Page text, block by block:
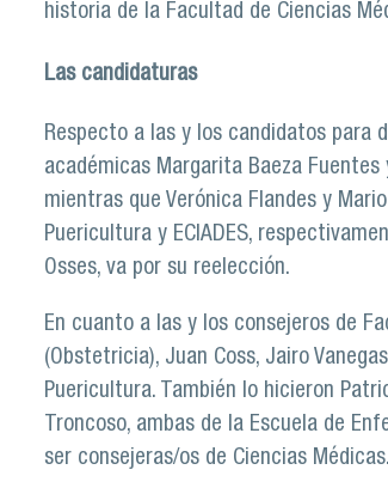
historia de la Facultad de Ciencias
Las candidaturas
Respecto a las y los candidatos para
académicas Margarita Baeza
mientras que Verónica Flandes y
Puericultura y ECIADES,
Osses, va por su reelección.
En cuanto a las y los consejeros de
(Obstetricia), Juan Coss, Jairo
Puericultura. También lo hicieron
Troncoso, ambas de la Escuela de
ser consejeras/os de Ciencias Médicas.